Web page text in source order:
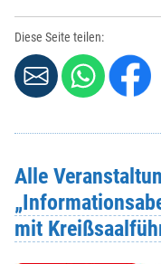
Diese Seite teilen:
Alle
mit